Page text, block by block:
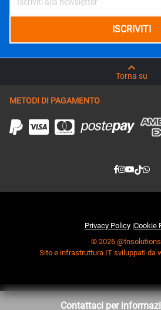
Torna su
METODI DI PAGAMENTO
Privacy Policy |Cookie
© 2026
Sito e infrastruttura IT sviluppati da
Contattaci per